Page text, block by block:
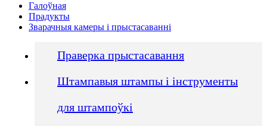
Галоўная
Прадукты
Зварачныя камеры і прыстасаванні
Праверка прыстасавання
Штампавыя штампы і інструменты
для штампоўкі